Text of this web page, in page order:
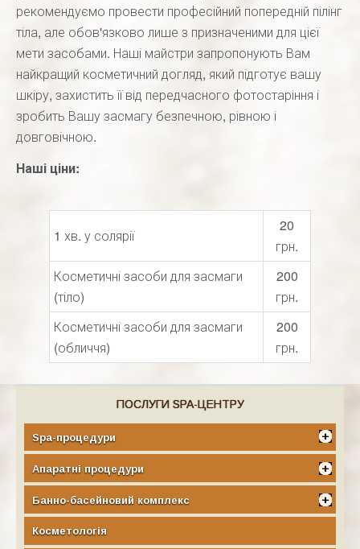
рекомендуємо провести професійний попередній пілінг
тіла, але обов'язково лише з призначеними для цієї
мети засобами. Наші майстри запропонують Вам
найкращий косметичний догляд, який підготує вашу
шкіру, захистить її від передчасного фотостаріння і
зробить Вашу засмагу безпечною, рівною і
довговічною.
Наші ціни:
1 хв. у солярії
20
грн.
Косметичні засоби для засмаги
(тіло)
200
грн.
Косметичні засоби для засмаги
(обличчя)
200
грн.
ПОСЛУГИ SPA-ЦЕНТРУ
Spa-процедури
Апаратні процедури
Банно-басейновий комплекс
Косметологія